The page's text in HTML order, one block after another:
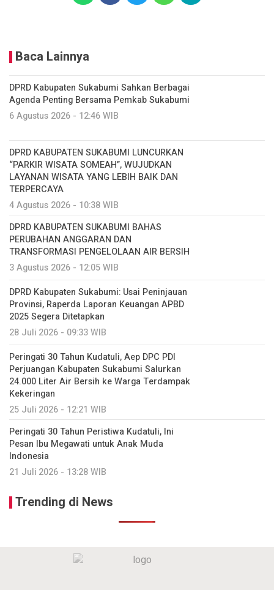
Baca Lainnya
DPRD Kabupaten Sukabumi Sahkan Berbagai
Agenda Penting Bersama Pemkab Sukabumi
6 Agustus 2026 - 12:46 WIB
DPRD KABUPATEN SUKABUMI LUNCURKAN
“PARKIR WISATA SOMEAH”, WUJUDKAN
LAYANAN WISATA YANG LEBIH BAIK DAN
TERPERCAYA
4 Agustus 2026 - 10:38 WIB
DPRD KABUPATEN SUKABUMI BAHAS
PERUBAHAN ANGGARAN DAN
TRANSFORMASI PENGELOLAAN AIR BERSIH
3 Agustus 2026 - 12:05 WIB
DPRD Kabupaten Sukabumi: Usai Peninjauan
Provinsi, Raperda Laporan Keuangan APBD
2025 Segera Ditetapkan
28 Juli 2026 - 09:33 WIB
Peringati 30 Tahun Kudatuli, Aep DPC PDI
Perjuangan Kabupaten Sukabumi Salurkan
24.000 Liter Air Bersih ke Warga Terdampak
Kekeringan
25 Juli 2026 - 12:21 WIB
Peringati 30 Tahun Peristiwa Kudatuli, Ini
Pesan Ibu Megawati untuk Anak Muda
Indonesia
21 Juli 2026 - 13:28 WIB
Trending di News